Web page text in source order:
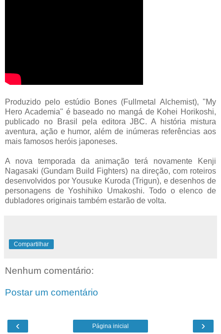
Produzido pelo estúdio Bones (Fullmetal Alchemist), "My
Hero Academia" é baseado no mangá de Kohei Horikoshi,
publicado no Brasil pela editora JBC. A história mistura
aventura, ação e humor, além de inúmeras referências aos
mais famosos heróis japoneses.
A nova temporada da animação terá novamente Kenji
Nagasaki (Gundam Build Fighters) na direção, com roteiros
desenvolvidos por Yousuke Kuroda (Trigun), e desenhos de
personagens de Yoshihiko Umakoshi. Todo o elenco de
dubladores originais também estarão de volta.
Compartilhar
Nenhum comentário:
Postar um comentário
‹ ›
Página inicial